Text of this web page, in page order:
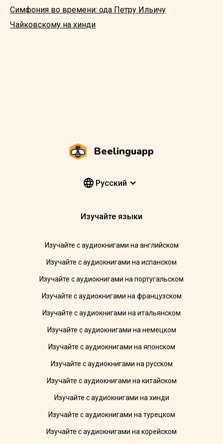
Симфония во времени: ода Петру Ильичу
Чайковскому на хинди
Beelinguapp
Pусский
Изучайте языки
Изучайте с аудиокнигами на английском
Изучайте с аудиокнигами на испанском
Изучайте с аудиокнигами на португальском
Изучайте с аудиокнигами на французском
Изучайте с аудиокнигами на итальянском
Изучайте с аудиокнигами на немецком
Изучайте с аудиокнигами на японском
Изучайте с аудиокнигами на русском
Изучайте с аудиокнигами на китайском
Изучайте с аудиокнигами на хинди
Изучайте с аудиокнигами на турецком
Изучайте с аудиокнигами на корейском